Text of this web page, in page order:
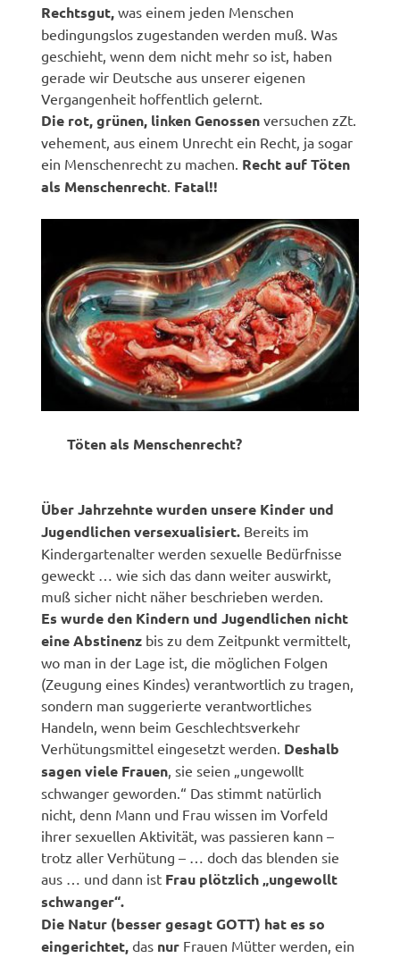
Rechtsgut, was einem jeden Menschen
bedingungslos zugestanden werden muß. Was
geschieht, wenn dem nicht mehr so ist, haben
gerade wir Deutsche aus unserer eigenen
Vergangenheit hoffentlich gelernt.
Die rot, grünen, linken Genossen versuchen zZt.
vehement, aus einem Unrecht ein Recht, ja sogar
ein Menschenrecht zu machen. Recht auf Töten
als Menschenrecht Fatal!!
Töten als Menschenrecht?
Über Jahrzehnte wurden unsere Kinder und
Jugendlichen versexualisiert. Bereits im
Kindergartenalter werden sexuelle Bedürfnisse
geweckt … wie sich das dann weiter auswirkt,
muß sicher nicht näher beschrieben werden.
Es wurde den Kindern und Jugendlichen nicht
eine Abstinenz bis zu dem Zeitpunkt vermittelt,
wo man in der Lage ist, die möglichen Folgen
(Zeugung eines Kindes) verantwortlich zu tragen,
sondern man suggerierte verantwortliches
Handeln, wenn beim Geschlechtsverkehr
Verhütungsmittel eingesetzt werden. Deshalb
sagen viele Frauen, sie seien „ungewollt
schwanger geworden.“ Das stimmt natürlich
nicht, denn Mann und Frau wissen im Vorfeld
ihrer sexuellen Aktivität, was passieren kann –
trotz aller Verhütung – … doch das blenden sie
aus … und dann ist Frau plötzlich „ungewollt
schwanger“.
Die Natur (besser gesagt GOTT) hat es so
eingerichtet,das nur Frauen Mütter werden, ein